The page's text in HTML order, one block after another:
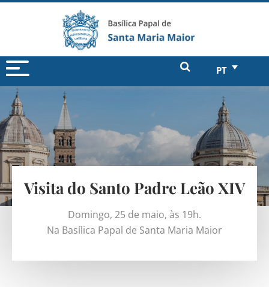
PT
Visita do Santo Padre Leão XIV
Domingo, 25 de maio, às 19h.
Na Basílica Papal de Santa Maria Maior